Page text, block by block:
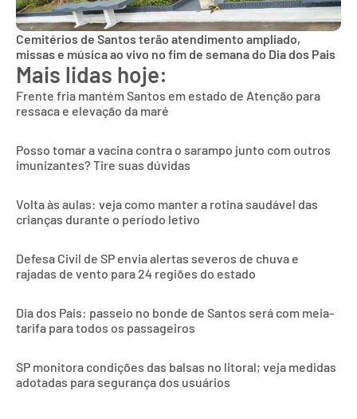
Cemitérios de Santos terão atendimento ampliado,
missas e música ao vivo no fim de semana do Dia dos Pais
Mais lidas hoje:
Frente fria mantém Santos em estado de Atenção para
ressaca e elevação da maré
Posso tomar a vacina contra o sarampo junto com outros
imunizantes? Tire suas dúvidas
Volta às aulas: veja como manter a rotina saudável das
crianças durante o período letivo
Defesa Civil de SP envia alertas severos de chuva e
rajadas de vento para 24 regiões do estado
Dia dos Pais: passeio no bonde de Santos será com meia-
tarifa para todos os passageiros
SP monitora condições das balsas no litoral; veja medidas
adotadas para segurança dos usuários